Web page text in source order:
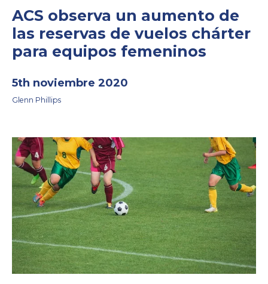
ACS observa un aumento de
las reservas de vuelos chárter
para equipos femeninos
5th noviembre 2020
Glenn Phillips